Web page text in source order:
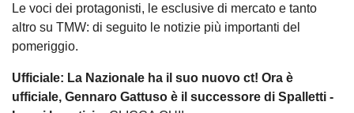
Le voci dei protagonisti, le esclusive di mercato e tanto
altro su TMW: di seguito le notizie più importanti del
pomeriggio.
Ufficiale: La Nazionale ha il suo nuovo ct! Ora è
ufficiale, Gennaro Gattuso è il successore di Spalletti -